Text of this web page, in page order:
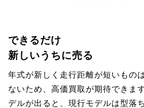
できるだけ
新しいうちに売る
年式が新しく走行距離が短いもの
ないため、高価買取が期待できま
デルが出ると、現行モデルは型落